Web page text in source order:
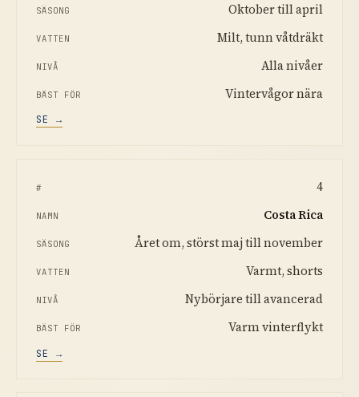
Oktober till april
Milt, tunn våtdräkt
Alla nivåer
Vintervågor nära
SE →
4
Costa Rica
Året om, störst maj till november
Varmt, shorts
Nybörjare till avancerad
Varm vinterflykt
SE →